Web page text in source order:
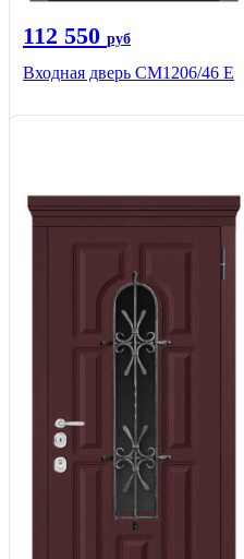
112 550 руб
Входная дверь СМ1206/46 E